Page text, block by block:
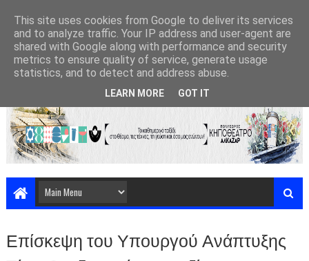
Επίσκεψη του Υπουργού Ανάπτυξης
This site uses cookies from Google to deliver its services
and to analyze traffic. Your IP address and user-agent are
shared with Google along with performance and security
metrics to ensure quality of service, generate usage
statistics, and to detect and address abuse.
LEARN MORE GOT IT